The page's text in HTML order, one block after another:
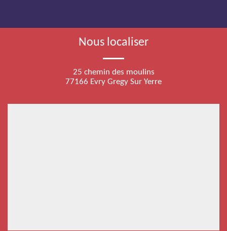
Nous localiser
25 chemin des moulins
77166 Evry Gregy Sur Yerre